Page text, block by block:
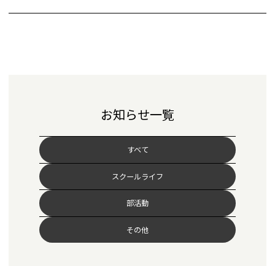
お知らせ一覧
すべて
スクールライフ
部活動
その他